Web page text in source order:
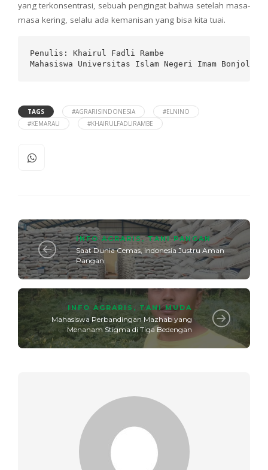
yang terkonsentrasi, sebuah pengingat bahwa setelah masa-
masa kering, selalu ada kemanisan yang bisa kita tuai.
Penulis: Khairul Fadli Rambe
Mahasiswa Universitas Islam Negeri Imam Bonjol
TAGS #AGRARISINDONESIA
#ELNINO
#KEMARAU
#KHAIRULFADLIRAMBE
INFO AGRARIS,TANI PANGAN
Saat Dunia Cemas, Indonesia Justru Aman
Pangan
INFO AGRARIS , TANI MUDA
Mahasiswa Perbandingan Mazhab yang
Menanam Stigma di Tiga Bedengan